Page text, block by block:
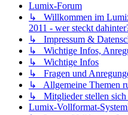
Lumix-Forum
↳ Willkommen im
2011 - wer steckt
↳ Impressum &
↳ Wichtige Infos,
↳ Wichtige Infos
↳ Fragen und
↳ Allgemeine Themen
↳ Mitglieder stellen sich
Lumix-Vollformat-